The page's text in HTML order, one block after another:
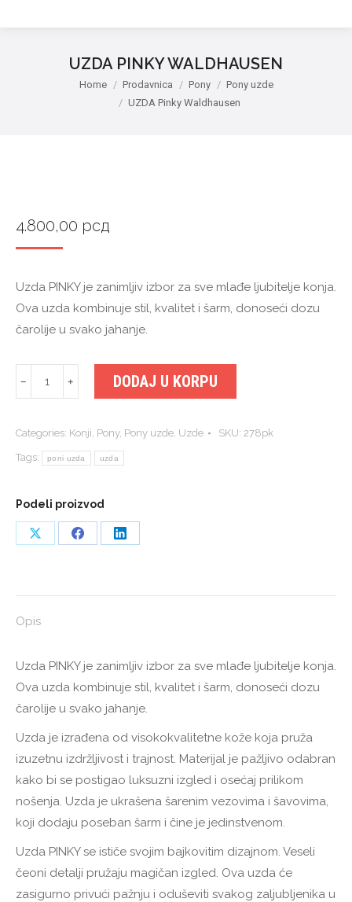
UZDA PINKY WALDHAUSEN
You are here:Home Prodavnica Pony
Pony uzde
UZDA Pinky Waldhausen
4.800,00 рсд
Uzda PINKY je zanimljiv izbor za sve mlađe ljubitelje konja.
Ova uzda kombinuje stil, kvalitet i šarm, donoseći dozu
čarolije u svako jahanje.
Pinky
quantity
﹣ ﹢ DODAJ U KORPU
Categories: Konji, Pony, Pony uzde, Uzde SKU: 278pk
Tags: poni uzda uzda
Podeli proizvod
Share
Share
Share
Opis
Uzda PINKY je zanimljiv izbor za sve mlađe ljubitelje konja.
Ova uzda kombinuje stil, kvalitet i šarm, donoseći dozu
čarolije u svako jahanje.
Uzda je izrađena od visokokvalitetne kože koja pruža
izuzetnu izdržljivost i trajnost. Materijal je pažljivo odabran
kako bi se postigao luksuzni izgled i osećaj prilikom
nošenja. Uzda je ukrašena šarenim vezovima i šavovima,
koji dodaju poseban šarm i čine je jedinstvenom.
Uzda PINKY se ističe svojim bajkovitim dizajnom. Veseli
čeoni detalji pružaju magičan izgled. Ova uzda će
zasigurno privući pažnju i oduševiti svakog zaljubljenika u